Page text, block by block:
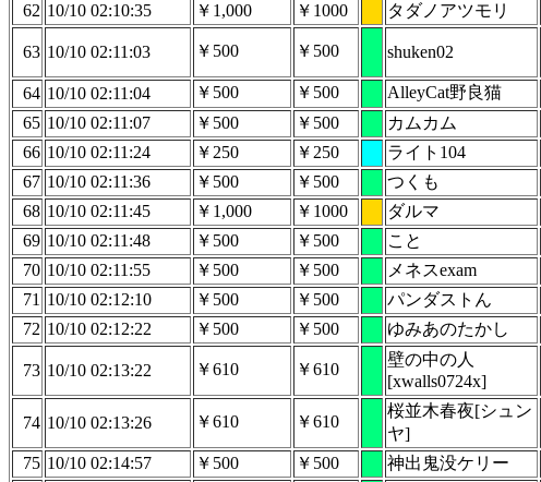
62 10/10 02:10:35 ￥1,000 ￥1000 タダノアツモリ
63 10/10 02:11:03 ￥500 ￥500 shuken02
64 10/10 02:11:04 ￥500 ￥500 AlleyCat野良猫
65 10/10 02:11:07 ￥500 ￥500 カムカム
66 10/10 02:11:24 ￥250 ￥250 ライト104
67 10/10 02:11:36 ￥500 ￥500 つくも
68 10/10 02:11:45 ￥1,000 ￥1000 ダルマ
69 10/10 02:11:48 ￥500 ￥500 こと
70 10/10 02:11:55 ￥500 ￥500 メネスexam
71 10/10 02:12:10 ￥500 ￥500 パンダストん
72 10/10 02:12:22 ￥500 ￥500 ゆみあのたかし
73 10/10 02:13:22 ￥610 ￥610
壁の中の人
[xwalls0724x]
74 10/10 02:13:26 ￥610 ￥610
桜並木春夜[シュン
ヤ]
75 10/10 02:14:57 ￥500 ￥500 神出鬼没ケリー